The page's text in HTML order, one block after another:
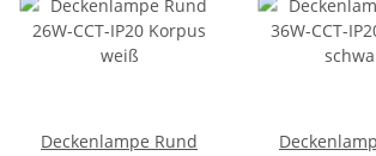
Deckenlampe Rund